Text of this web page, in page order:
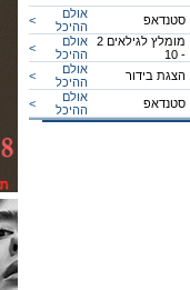
<
אולם
ההיכל
סטנדאפ
<
אולם
ההיכל
מומלץ לגילאים 2
- 10
<
אולם
ההיכל
הצגת בידור
<
אולם
ההיכל
סטנדאפ